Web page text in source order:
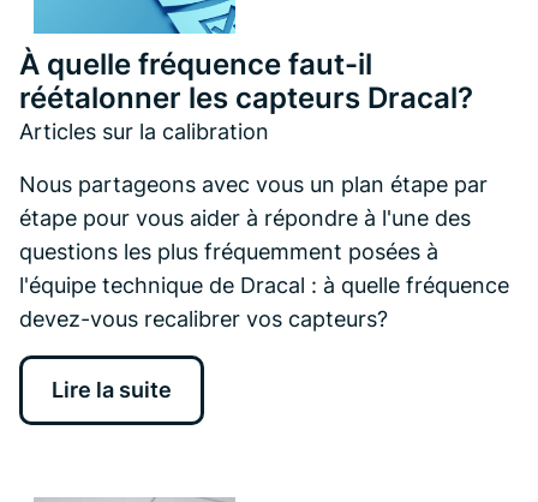
À quelle fréquence faut-il
réétalonner les capteurs Dracal?
Articles sur la calibration
Nous partageons avec vous un plan étape par
étape pour vous aider à répondre à l'une des
questions les plus fréquemment posées à
l'équipe technique de Dracal : à quelle fréquence
devez-vous recalibrer vos capteurs?
Lire la suite